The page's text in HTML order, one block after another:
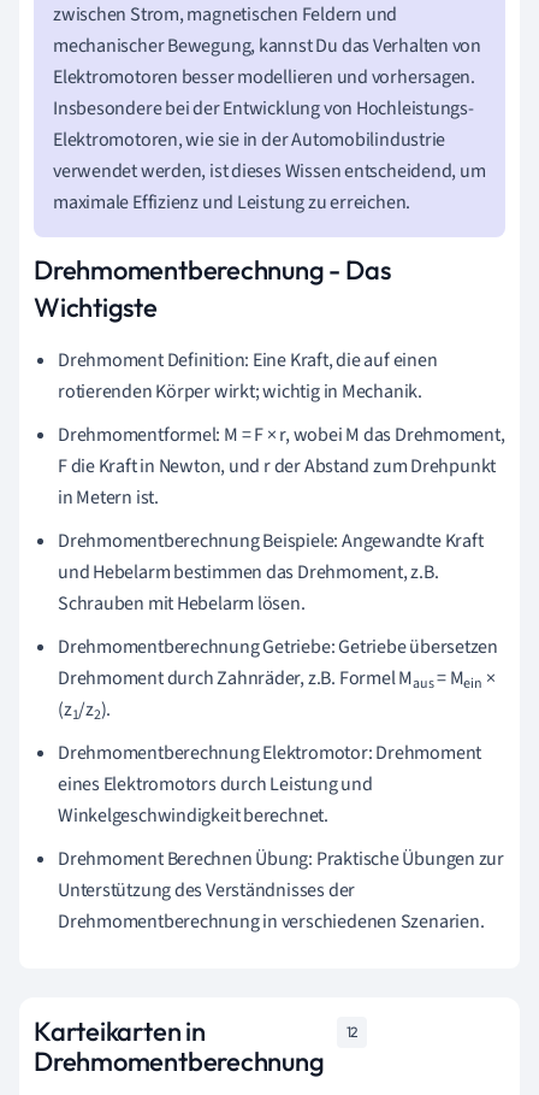
zwischen Strom, magnetischen Feldern und
mechanischer Bewegung, kannst Du das Verhalten von
Elektromotoren besser modellieren und vorhersagen.
Insbesondere bei der Entwicklung von Hochleistungs-
Elektromotoren, wie sie in der Automobilindustrie
verwendet werden, ist dieses Wissen entscheidend, um
maximale Effizienz und Leistung zu erreichen.
Drehmomentberechnung - Das
Wichtigste
Drehmoment Definition: Eine Kraft, die auf einen
rotierenden Körper wirkt; wichtig in Mechanik.
Drehmomentformel: M = F × r, wobei M das Drehmoment,
F die Kraft in Newton, und r der Abstand zum Drehpunkt
in Metern ist.
Drehmomentberechnung Beispiele: Angewandte Kraft
und Hebelarm bestimmen das Drehmoment, z.B.
Schrauben mit Hebelarm lösen.
Drehmomentberechnung Getriebe: Getriebe übersetzen
Drehmoment durch Zahnräder, z.B. Formel Maus= Mein ×
(z1/z2).
Drehmomentberechnung Elektromotor: Drehmoment
eines Elektromotors durch Leistung und
Winkelgeschwindigkeit berechnet.
Drehmoment Berechnen Übung: Praktische Übungen zur
Unterstützung des Verständnisses der
Drehmomentberechnung in verschiedenen Szenarien.
Karteikarten in
Drehmomentberechnung
12